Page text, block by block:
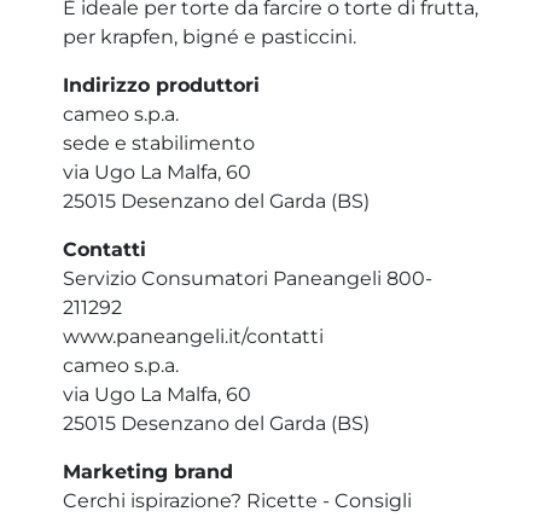
È ideale per torte da farcire o torte di frutta,
per krapfen, bigné e pasticcini.
Indirizzo produttori
cameo s.p.a.
sede e stabilimento
via Ugo La Malfa, 60
25015 Desenzano del Garda (BS)
Contatti
Servizio Consumatori Paneangeli 800-
211292
www.paneangeli.it/contatti
cameo s.p.a.
via Ugo La Malfa, 60
25015 Desenzano del Garda (BS)
Marketing brand
Cerchi ispirazione? Ricette - Consigli